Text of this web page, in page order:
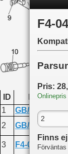
ID
1
GB/T5782-
2
GB/T97.1-6
3 F4-04110000
F4-
Pris:
Finns